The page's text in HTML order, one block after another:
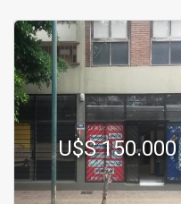
U$S 150.000